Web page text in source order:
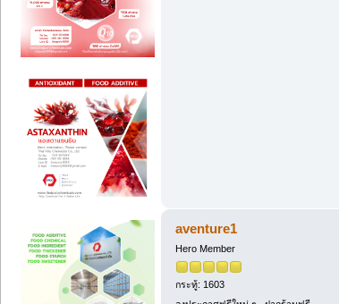
aventure1
Hero Member
กระทู้: 1603